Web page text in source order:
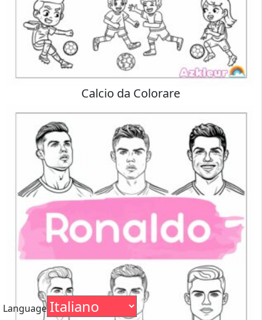
Calcio da Colorare
Language